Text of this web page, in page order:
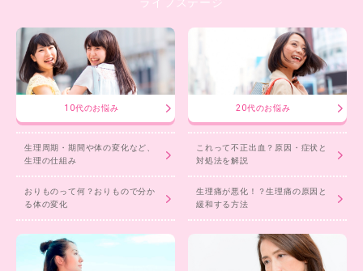
ライフステージ
10代のお悩み
生理周期・期間や体の変化など、
生理の仕組み
おりものって何？おりもので分か
る体の変化
20代のお悩み
これって不正出血？原因・症状と
対処法を解説
生理痛が悪化！？生理痛の原因と
緩和する方法